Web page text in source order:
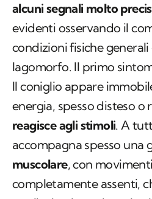
alcuni segnali molto
evidenti osservando il
condizioni fisiche
lagomorfo. Il primo
Il coniglio appare
energia, spesso disteso o
reagisce agli stimoli. A
accompagna spesso una
muscolare, con
completamente assenti,